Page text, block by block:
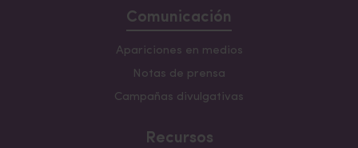
Comunicación
Apariciones en medios
Notas de prensa
Campañas divulgativas
Recursos